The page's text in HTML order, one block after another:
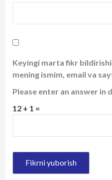
Keyingi marta fikr
mening ismim, email va
Please enter an answer in
12 + 1 =